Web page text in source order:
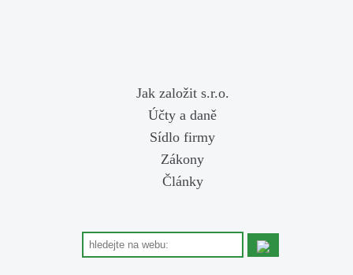
Jak založit s.r.o.
Účty a daně
Sídlo firmy
Zákony
Články